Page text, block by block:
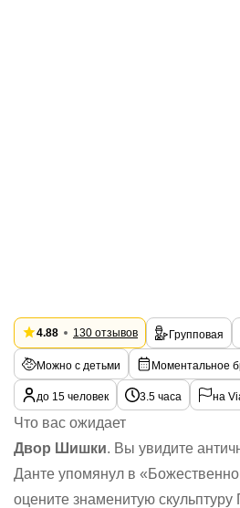
4.88 130 отзывов Групповая
Можно с детьми Моментальное
до 15 человек 3.5 часа на
Что вас ожидает
Двор Шишки. Вы увидите
Данте упомянул в
оцените знаменитую